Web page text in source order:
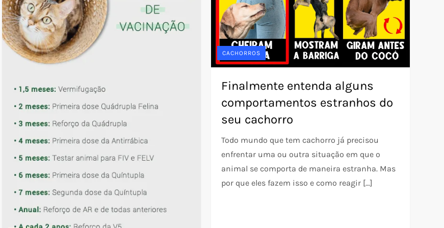
CACHORROS
Finalmente entenda alguns
comportamentos estranhos do
seu cachorro
Todo mundo que tem cachorro já precisou
enfrentar uma ou outra situação em que o
animal se comporta de maneira estranha. Mas
por que eles fazem isso e como reagir […]